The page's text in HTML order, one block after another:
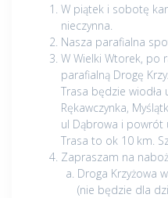
W piątek i sobotę
nieczynna.
Nasza parafialna
W Wielki Wtorek, po
parafialną Drogę
Trasa będzie wiodła
Rękawczynka,
ul Dąbrowa i powrót
Trasa to ok 10 km.
Zapraszam na
Droga Krzyżowa
(nie będzie dla